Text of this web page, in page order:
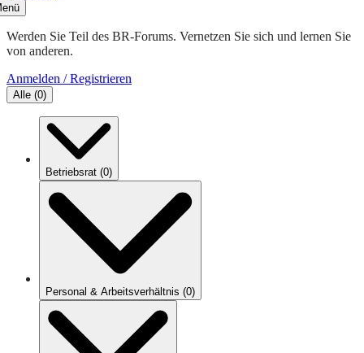
Werden Sie Teil des BR-Forums. Vernetzen Sie sich und lernen Sie
von anderen.
Anmelden / Registrieren
Alle (0)
Betriebsrat (0)
Personal & Arbeitsverhältnis (0)